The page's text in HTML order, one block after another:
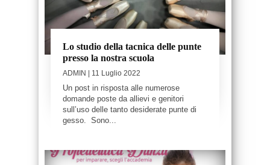
Lo studio della tacnica delle punte
presso la nostra scuola
ADMIN | 11 Luglio 2022
Un post in risposta alle numerose
domande poste da allievi e genitori
sull’uso delle tanto desiderate punte di
gesso. Sono...